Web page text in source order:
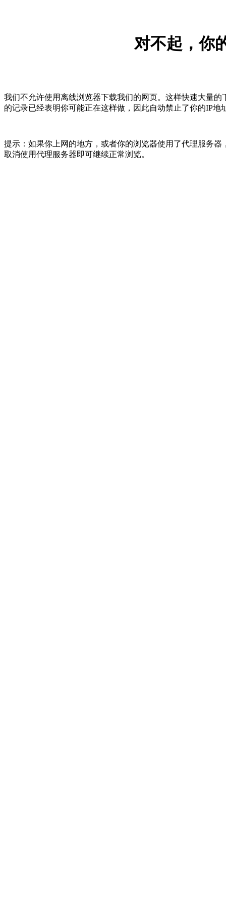
对不起，你
我们不允许使用离线浏览器下载我们的网页。这样快速大量
的记录已经表明你可能正在这样做，因此自动禁止了你的IP
提示：如果你上网的地方，或者你的浏览器使用了代理服务
取消使用代理服务器即可继续正常浏览。